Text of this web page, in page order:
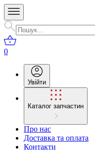
0
Увійти
Каталог запчастин
Про нас
Доставка та оплата
Контакти